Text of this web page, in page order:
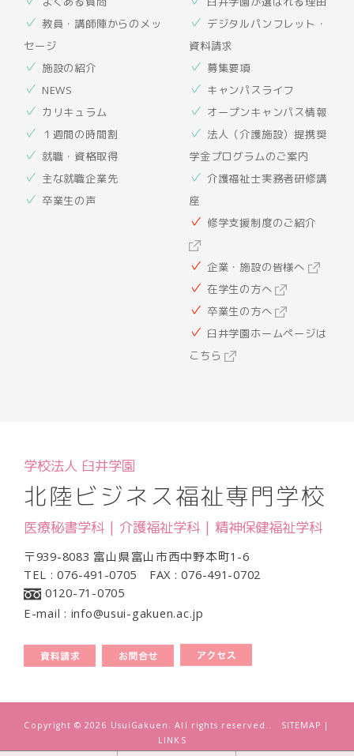
教員・講師陣からのメッ
セージ
施設の紹介
NEWS
カリキュラム
１週間の時間割
就職・資格取得
主な就職企業先
卒業生の声
デジタルパンフレット・
資料請求
募集要項
キャンパスライフ
オープンキャンパス情報
法人（介護施設）提携奨
学金プログラムのご案内
介護福祉士実務者研修講
座
修学支援制度のご紹介
企業・施設の皆様へ
在学生の方へ
卒業生の方へ
臼井学園ホームページは
こちら
学校法人 臼井学園
北陸ビジネス福祉専門学校
医療秘書学科 | 介護福祉学科 | 精神保健福祉学科
〒939-8083 富山県富山市西中野本町1-6
TEL : 076-491-0705 FAX : 076-491-0702
0120-71-0705
E-mail : info@usui-gakuen.ac.jp
Copyright ©2026 UsuiGakuen. All rights reserved.. SITEMAP |
LINKS